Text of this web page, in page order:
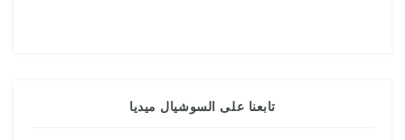
تابعنا على السوشيال ميديا